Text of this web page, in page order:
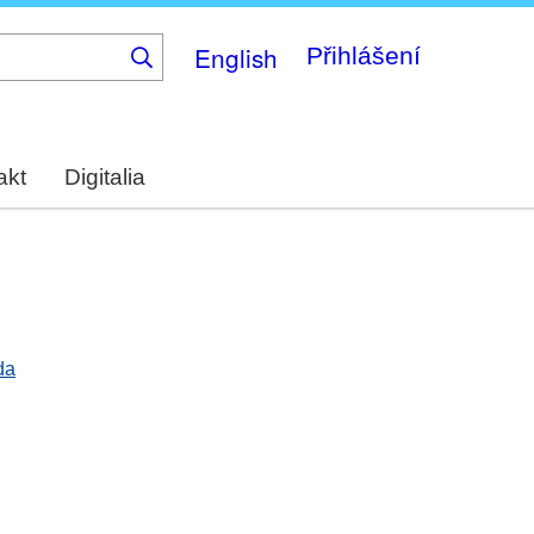
English Přihlášení
Digitalia